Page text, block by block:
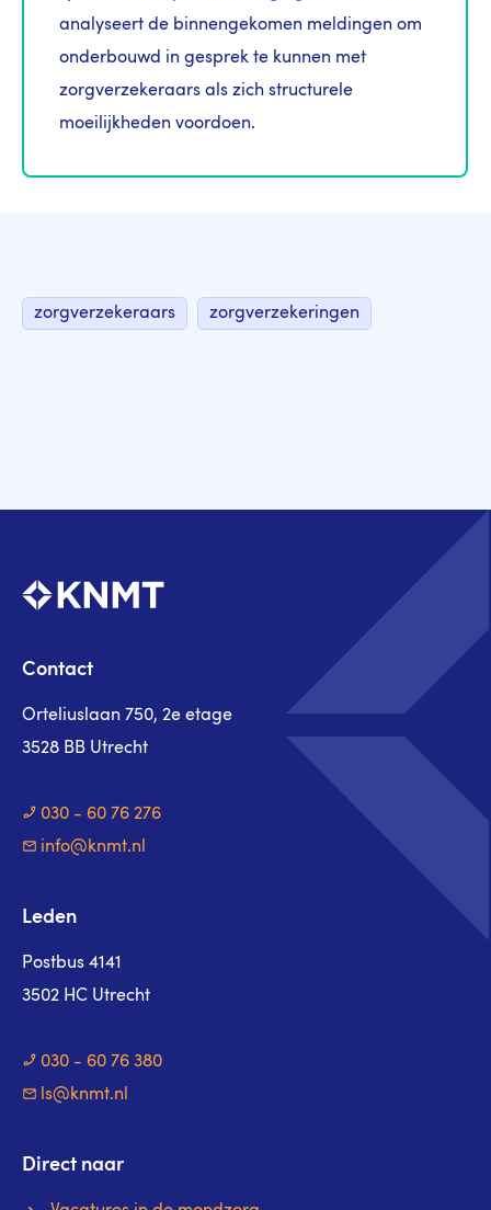
analyseert de binnengekomen meldingen om
onderbouwd in gesprek te kunnen met
zorgverzekeraars als zich structurele
moeilijkheden voordoen.
zorgverzekeraars zorgverzekeringen
Contact
Orteliuslaan 750, 2e etage
3528 BB Utrecht
030 - 60 76 276
info@knmt.nl
Leden
Postbus 4141
3502 HC Utrecht
030 - 60 76 380
ls@knmt.nl
Direct naar